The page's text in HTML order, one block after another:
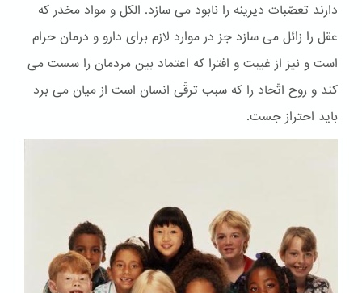
دارند تعصّبات دیرینه را نابود می سازد. الكل و مواد مخدر که
عقل را زائل می سازد جز در موارد لازم برای دارو و درمان حرام
است و نیز از غیبت و افترا که اعتماد بین مردمان را سست می
کند و روح اتّحاد را که سبب ترقّی انسان است از میان می برد
باید احتراز جست.